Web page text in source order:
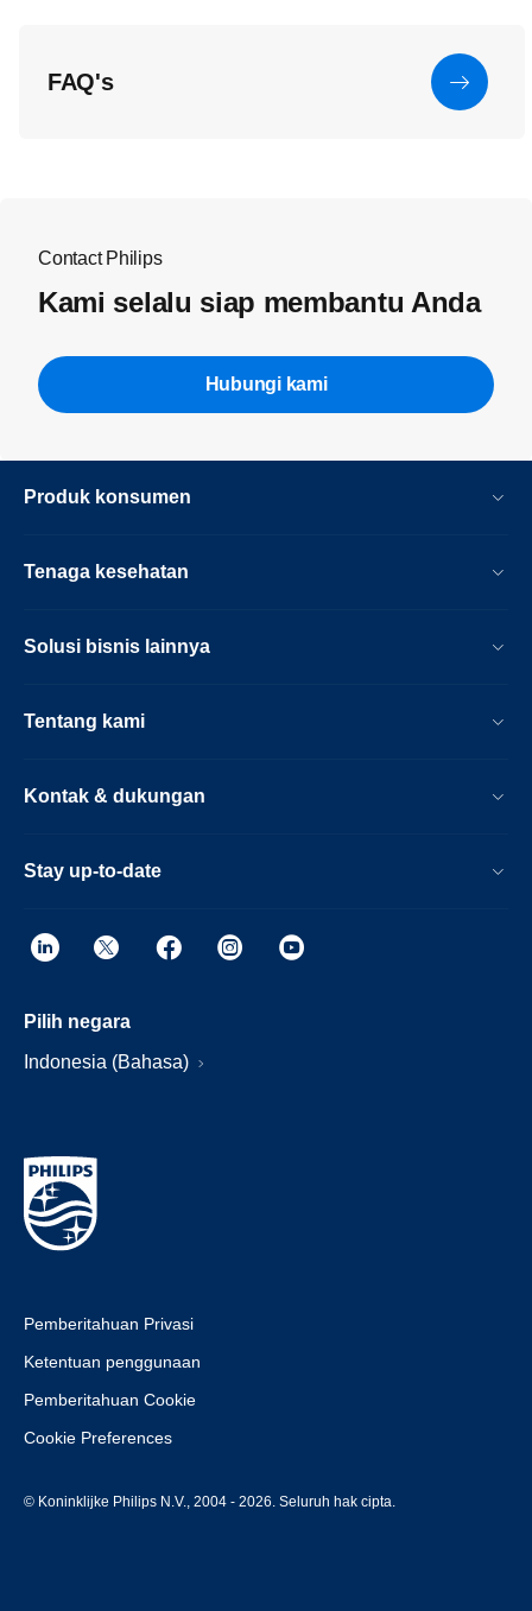
FAQ's
Contact Philips
Kami selalu siap membantu Anda
Hubungi kami
Produk konsumen
Tenaga kesehatan
Solusi bisnis lainnya
Tentang kami
Kontak & dukungan
Stay up-to-date
Pilih negara
Indonesia (Bahasa)
Pemberitahuan Privasi
Ketentuan penggunaan
Pemberitahuan Cookie
Cookie Preferences
© Koninklijke Philips N.V., 2004 - 2026. Seluruh hak cipta.